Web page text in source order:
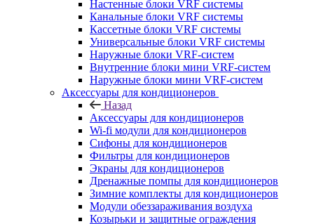
Настенные блоки VRF системы
Канальные блоки VRF системы
Кассетные блоки VRF системы
Универсальные блоки VRF системы
Наружные блоки VRF-систем
Внутренние блоки мини VRF-систем
Наружные блоки мини VRF-систем
Аксессуары для кондиционеров
Назад
Аксессуары для кондиционеров
Wi-fi модули для кондиционеров
Сифоны для кондиционеров
Фильтры для кондиционеров
Экраны для кондиционеров
Дренажные помпы для кондиционеров
Зимние комплекты для кондиционеров
Модули обеззараживания воздуха
Козырьки и защитные ограждения